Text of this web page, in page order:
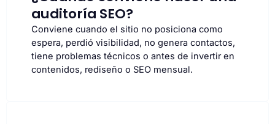
auditoría SEO?
Conviene cuando el sitio no posiciona como
espera, perdió visibilidad, no genera contactos,
tiene problemas técnicos o antes de invertir en
contenidos, rediseño o SEO mensual.